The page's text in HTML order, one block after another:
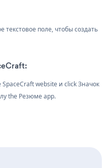
текстовое поле, чтобы создать
website и click Значок
the Резюме app.